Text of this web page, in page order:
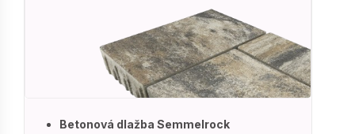
Betonová dlažba Semmelrock